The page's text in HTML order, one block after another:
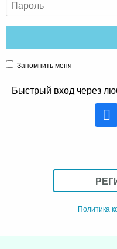
Запомнить меня
Быстрый вход через
Политика